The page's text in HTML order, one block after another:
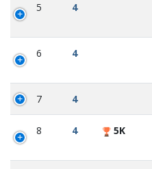
5 4
6 4
7 4
8 4 5K